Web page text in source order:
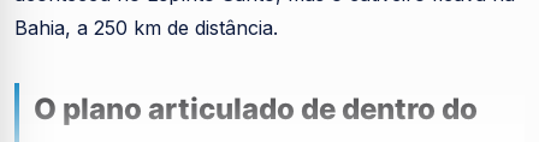
Bahia, a 250 km de distância.
O plano articulado de dentro do